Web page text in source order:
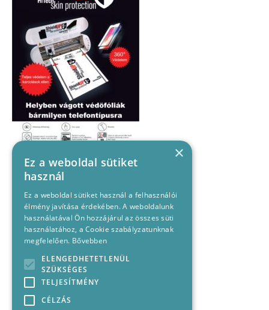
×
Ez a weboldal sütiket
használ
Ez a weboldal sütiket használ a felhasználói
élmény javítása érdekében. A weboldalunk
használatával Ön hozzájárul az összes süti
használatához, a Cookie szabályzatunknak
megfelelően. Bővebben
ELENGEDHETETLENÜL
SZÜKSÉGES
TELJESÍTMÉNY
CÉLZÁS